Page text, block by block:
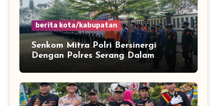
berita kota/kabupatan
Senkom Mitra Polri Bersinergi
Dengan Polres Serang Dalam
Rangka Apel Kesiapsiagaan Potensi